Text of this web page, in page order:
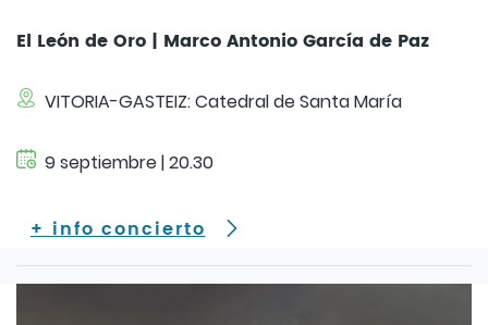
El León de Oro | Marco Antonio García de Paz
VITORIA-GASTEIZ: Catedral de Santa María
9 septiembre | 20.30
+ info concierto